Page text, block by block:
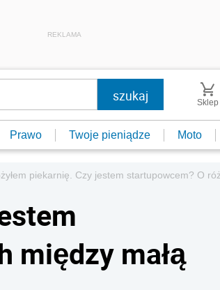
REKLAMA
Sklep
Prawo Twoje pieniądze Moto
piekarnię. Czy jestem startupowcem? O
między małą